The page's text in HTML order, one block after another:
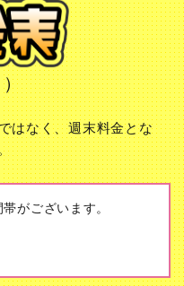
はなく、週末料金とな
がございます。